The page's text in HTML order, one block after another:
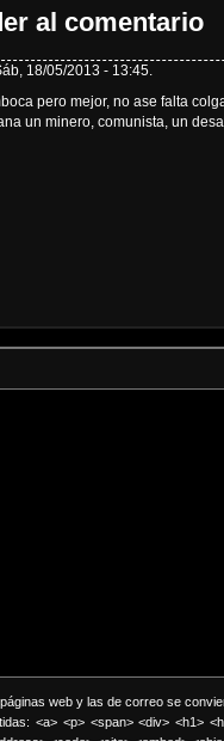
al comentario
18/05/2013 - 13:45.
pero mejor, no ase falta
un minero, comunista, un
web y las de correo se
<a> <p> <span> <div> <h1>